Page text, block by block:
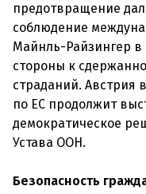
предотвращение
соблюдение
Майнль-Райзингер в
стороны к
страданий. Австрия
по ЕС продолжит
демократическое
Устава ООН.
Безопасность